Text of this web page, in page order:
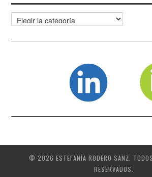
Categorías
© 2026 ESTEFANÍA RODERO SANZ.
RESERVADOS.